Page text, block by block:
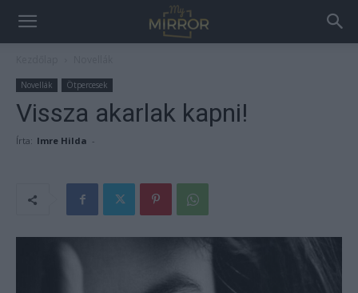
Novellák Ötpercesek
Vissza akarlak kapni!
Írta: Imre Hilda -